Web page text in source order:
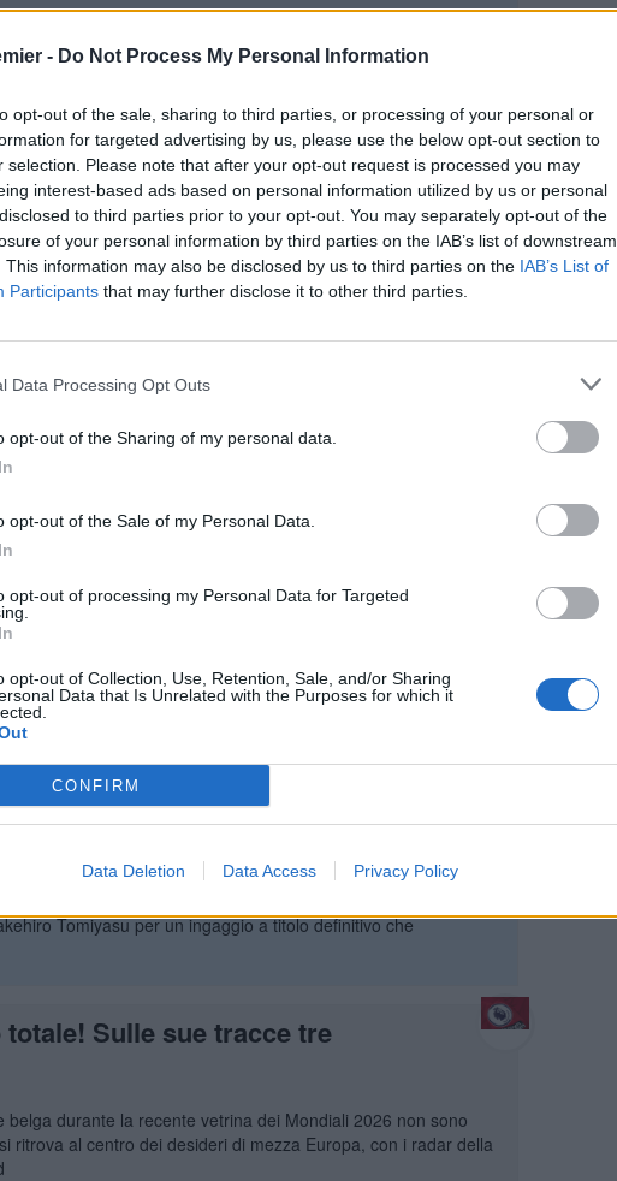
- Do Not Process My Personal Information
opt-out of the sale, sharing to third parties, or processing of your personal or
for targeted advertising by us, please use the below opt-out section to
selection. Please note that after your opt-out request is processed you may
interest-based ads based on personal information utilized by us or personal
to third parties prior to your opt-out. You may separately opt-out of the
of your personal information by third parties on the IAB’s list of downstream
This information may also be disclosed by us to third parties on the IAB’s List of
Participants that may further disclose it to other third parties.
Data Processing Opt Outs
opt-out of the Sharing of my personal data.
opt-out of the Sale of my Personal Data.
opt-out of processing my Personal Data for Targeted
opt-out of Collection, Use, Retention, Sale, and/or Sharing
Data that Is Unrelated with the Purposes for which it
CONFIRM
Data Deletion Data Access Privacy Policy
Mohamed Salah dopo il doloroso addio dell’egiziano nella
del Paris Saint-Germain il profilo ideale a cui affidare le
arriva Raghouber!
internazionale per rinforzare la rosa in vista della nuova
Raghouber a titolo definitivo dal Lille. Il centrocampista
un’annata da record:
con la maglia del Brentford. Attraverso una nota ufficiale,
del contratto con il centrocampista classe 1990, sbarcato
fatta per Sangaré dal
protagonista sul mercato internazionale, ed è il Brentford a
I Bees sono ormai a un passo dal definire l’acquisto di
dal ritorno in Premier:
sta per concretizzarsi sulle frequenze di Selhurst Park. Il
Tomiyasu per un ingaggio a titolo definitivo che
Sulle sue tracce tre
durante la recente vetrina dei Mondiali 2026 non sono
ritrova al centro dei desideri di mezza Europa, con i radar della